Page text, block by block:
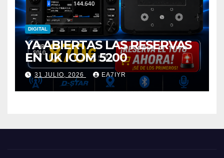
DIGITAL
YA ABIERTAS LAS RESERVAS
EN UK ICOM 5200
31 JULIO, 2026 EA7IYR